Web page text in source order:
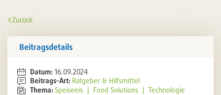
Beitragsdetails
Datum:16.09.2024
Beitrags-Art: Ratgeber & Hilfsmittel
Thema:Speiseeis Food Solutions Technologie
Zurück